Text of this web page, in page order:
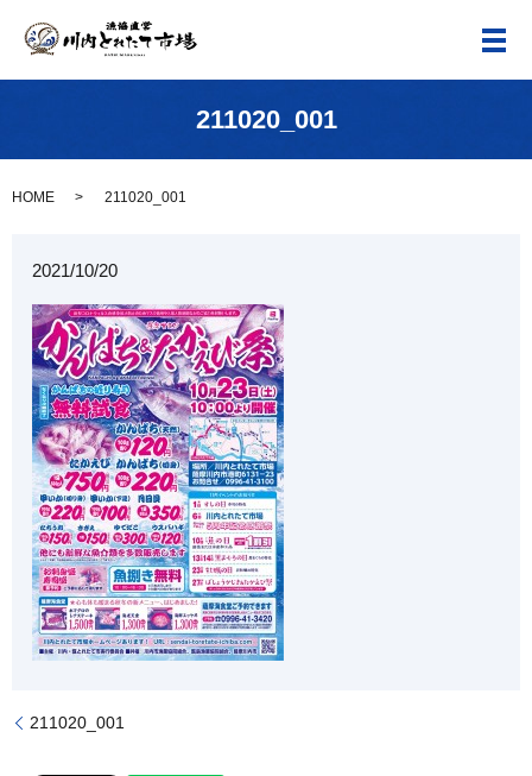
メ
211020_001
HOME 211020_001
2021/10/20
211020_001